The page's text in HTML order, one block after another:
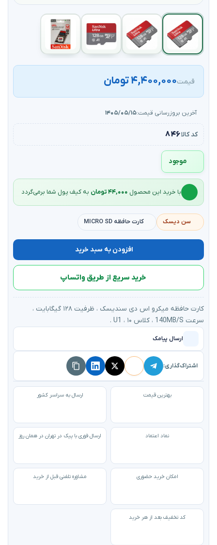
قیمت۴,۴۰۰,۰۰۰ تومان
آخرین بروزرسانی قیمت:۱۴۰۵/۰۵/۱۵
کد کالا۸۴۶
موجود
با خرید این محصول ۴۴,۰۰۰ تومان به کیف‌ پول شما برمی‌گردد
سن دیسک کارت حافظه MICRO SD
افزودن به سبد خرید
خرید سریع از طریق واتساپ
کارت حافظه میکرو اس دی سندیسک ، ظرفیت ۱۲۸ گیگابایت ،
سرعت 140MB/S ، کلاس ۱۰ ، U1 .
ارسال پیامک
اشتراک‌گذاری:
بهترین قیمت ارسال به سراسر کشور
نماد اعتماد ارسال فوری با پیک در تهران در همان روز
امکان خرید حضوری مشاوره تلفنی قبل از خرید
کد تخفیف بعد از هر خرید